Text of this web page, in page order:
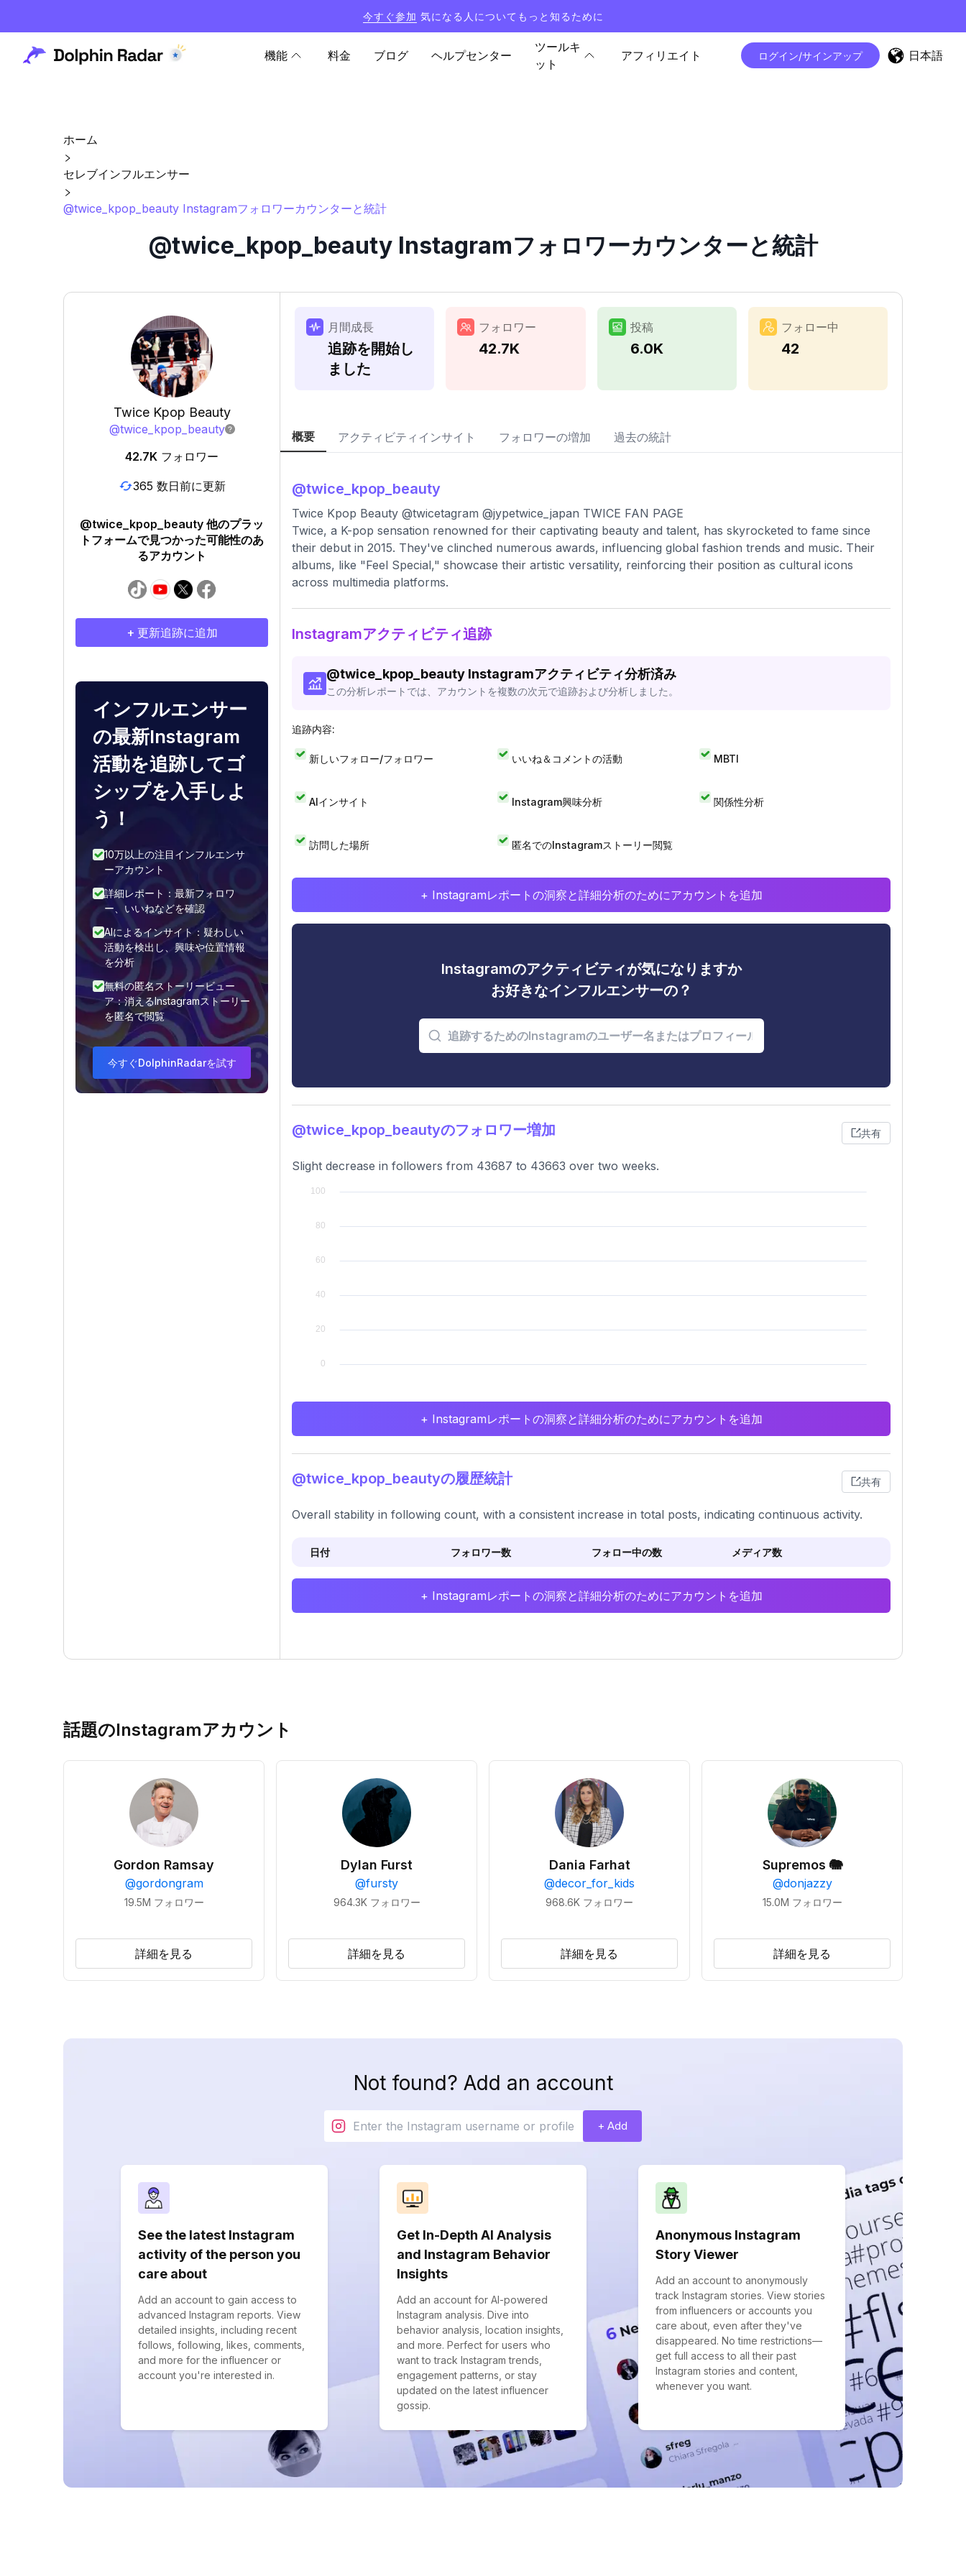
今すぐ参加 気になる人についてもっと知るために
機能 料金 ブログ ヘルプセンター
ツールキ
ット
アフィリエイト ログイン/サインアップ 日本語
ホーム
セレブインフルエンサー
@twice_kpop_beauty Instagramフォロワーカウンターと統計
@twice_kpop_beauty Instagramフォロワーカウンターと統計
Twice Kpop Beauty
@twice_kpop_beauty
42.7K フォロワー
365 数日前に更新
@twice_kpop_beauty 他のプラッ
トフォームで見つかった可能性のあ
るアカウント
+ 更新追跡に追加
インフルエンサー
の最新Instagram
活動を追跡してゴ
シップを入手しよ
う！
10万以上の注目インフルエンサ
ーアカウント
詳細レポート：最新フォロワ
ー、いいねなどを確認
AIによるインサイト：疑わしい
活動を検出し、興味や位置情報
を分析
無料の匿名ストーリービュー
ア：消えるInstagramストーリー
を匿名で閲覧
今すぐDolphinRadarを試す
月間成長
追跡を開始し
ました
フォロワー
42.7K
投稿
6.0K
フォロー中
42
概要 アクティビティインサイト フォロワーの増加 過去の統計
@twice_kpop_beauty
Twice Kpop Beauty @twicetagram @jypetwice_japan TWICE FAN PAGE
Twice, a K-pop sensation renowned for their captivating beauty and talent, has skyrocketed to fame since
their debut in 2015. They've clinched numerous awards, influencing global fashion trends and music. Their
albums, like "Feel Special," showcase their artistic versatility, reinforcing their position as cultural icons
across multimedia platforms.
Instagramアクティビティ追跡
@twice_kpop_beauty Instagramアクティビティ分析済み
この分析レポートでは、アカウントを複数の次元で追跡および分析しました。
追跡内容:
新しいフォロー/フォロワー いいね＆コメントの活動 MBTI
AIインサイト Instagram興味分析 関係性分析
訪問した場所 匿名でのInstagramストーリー閲覧
+ Instagramレポートの洞察と詳細分析のためにアカウントを追加
Instagramのアクティビティが気になりますか
お好きなインフルエンサーの？
@twice_kpop_beautyのフォロワー増加 共有
Slight decrease in followers from 43687 to 43663 over two weeks.
+ Instagramレポートの洞察と詳細分析のためにアカウントを追加
@twice_kpop_beautyの履歴統計 共有
Overall stability in following count, with a consistent increase in total posts, indicating continuous activity.
日付 フォロワー数 フォロー中の数 メディア数
+ Instagramレポートの洞察と詳細分析のためにアカウントを追加
話題のInstagramアカウント
Gordon Ramsay
@gordongram
19.5M フォロワー
詳細を見る
Dylan Furst
@fursty
964.3K フォロワー
詳細を見る
Dania Farhat
@decor_for_kids
968.6K フォロワー
詳細を見る
Supremos 🐘
@donjazzy
15.0M フォロワー
詳細を見る
Not found? Add an account
+ Add
See the latest Instagram
activity of the person you
care about
Add an account to gain access to
advanced Instagram reports. View
detailed insights, including recent
follows, following, likes, comments,
and more for the influencer or
account you're interested in.
Get In-Depth AI Analysis
and Instagram Behavior
Insights
Add an account for AI-powered
Instagram analysis. Dive into
behavior analysis, location insights,
and more. Perfect for users who
want to track Instagram trends,
engagement patterns, or stay
updated on the latest influencer
gossip.
Anonymous Instagram
Story Viewer
Add an account to anonymously
track Instagram stories. View stories
from influencers or accounts you
care about, even after they've
disappeared. No time restrictions—
get full access to all their past
Instagram stories and content,
whenever you want.